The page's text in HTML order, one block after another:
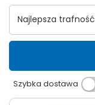
Wybierz sortowanie
Najlepsza trafność
Szybka dostawa